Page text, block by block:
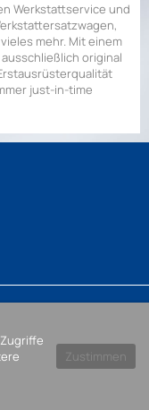
Werkstattservice und
mehr. Mit einem
original
just-in-time
Zustimmen